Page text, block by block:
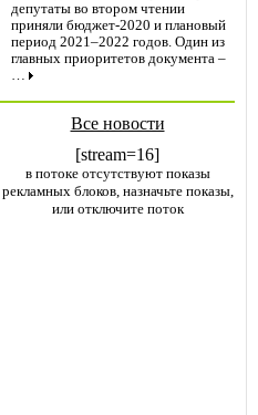
депутаты во втором чтении
приняли бюджет-2020 и плановый
период 2021–2022 годов. Один из
главных приоритетов документа –
…
Все новости
[stream=16]
в потоке отсутствуют показы
рекламных блоков, назначьте показы,
или отключите поток